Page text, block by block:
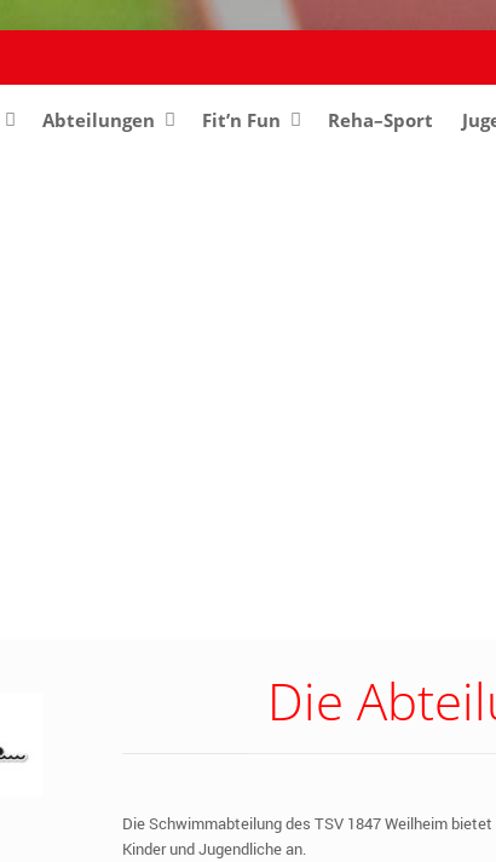
Abteilungen Fit’n Fun Reha–Sport
Die
Die Schwimmabteilung des TSV 1847 Weilheim
Kinder und Jugendliche an.